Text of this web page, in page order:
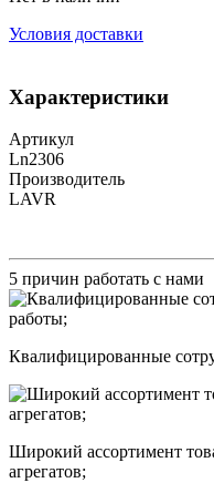
Условия доставки
Характеристики
Артикул
Ln2306
Производитель
LAVR
5 причин работать с нами
Квалифицированные
Широкий ассортимент
агрегатов;